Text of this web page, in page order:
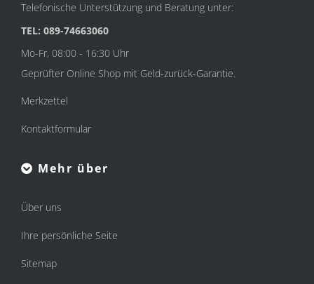
Telefonische Unterstützung und Beratung unter:
TEL: 089-74663060
Mo-Fr, 08:00 - 16:30 Uhr
Geprüfter Online Shop mit Geld-zurück-Garantie.
Merkzettel
Kontaktformular
Mehr über
Über uns
Ihre persönliche Seite
Sitemap